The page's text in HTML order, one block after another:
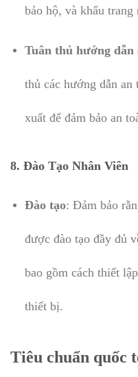
bảo hộ, và khẩu trang
Tuân thủ hướng dẫn
thủ các hướng dẫn an
xuất để đảm bảo an
8. Đào Tạo Nhân Viên
Đào tạo: Đảm bảo
được đào tạo đầy đủ
bao gồm cách thiết
thiết bị.
Tiêu chuẩn quốc